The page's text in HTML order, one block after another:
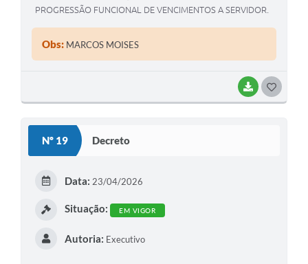
BAIXAR
PROGRESSÃO FUNCIONAL DE VENCIMENTOS A SERVIDOR.
Obs: MARCOS MOISES
Nº 19 Decreto
Data: 23/04/2026
Situação: EM VIGOR
Autoria: Executivo